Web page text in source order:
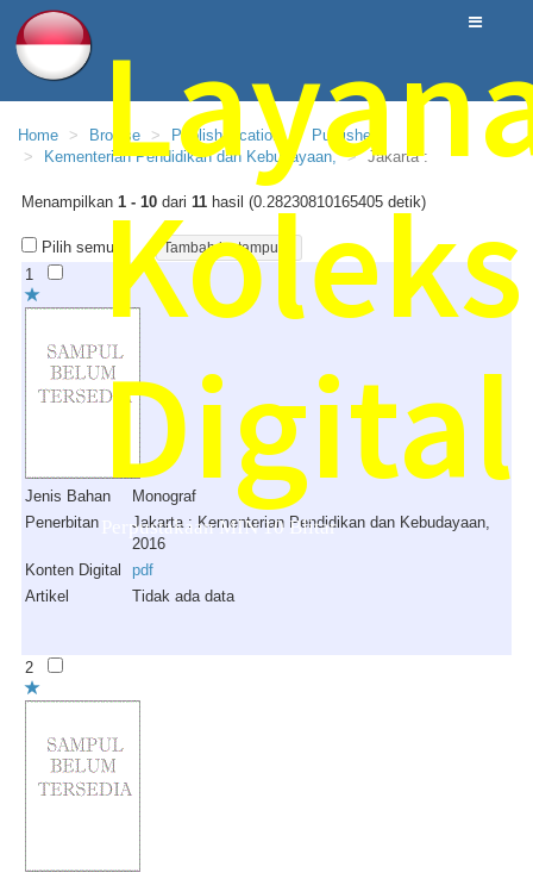
Digital
Perpustakaan MIN 10 Blitar
Home Browse PublishLocation
Publisher
Kementerian Pendidikan dan Kebudayaan,
Jakarta :
Menampilkan 1 - 10 dari 11 hasil (0.28230810165405 detik)
Pilih semua
1
Jenis Bahan
Monograf
Penerbitan
Jakarta : Kementerian Pendidikan dan Kebudayaan,
2016
Konten Digital
pdf
Artikel
Tidak ada data
2